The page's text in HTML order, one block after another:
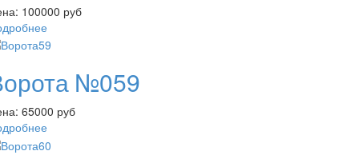
100000 руб
№059
65000 руб